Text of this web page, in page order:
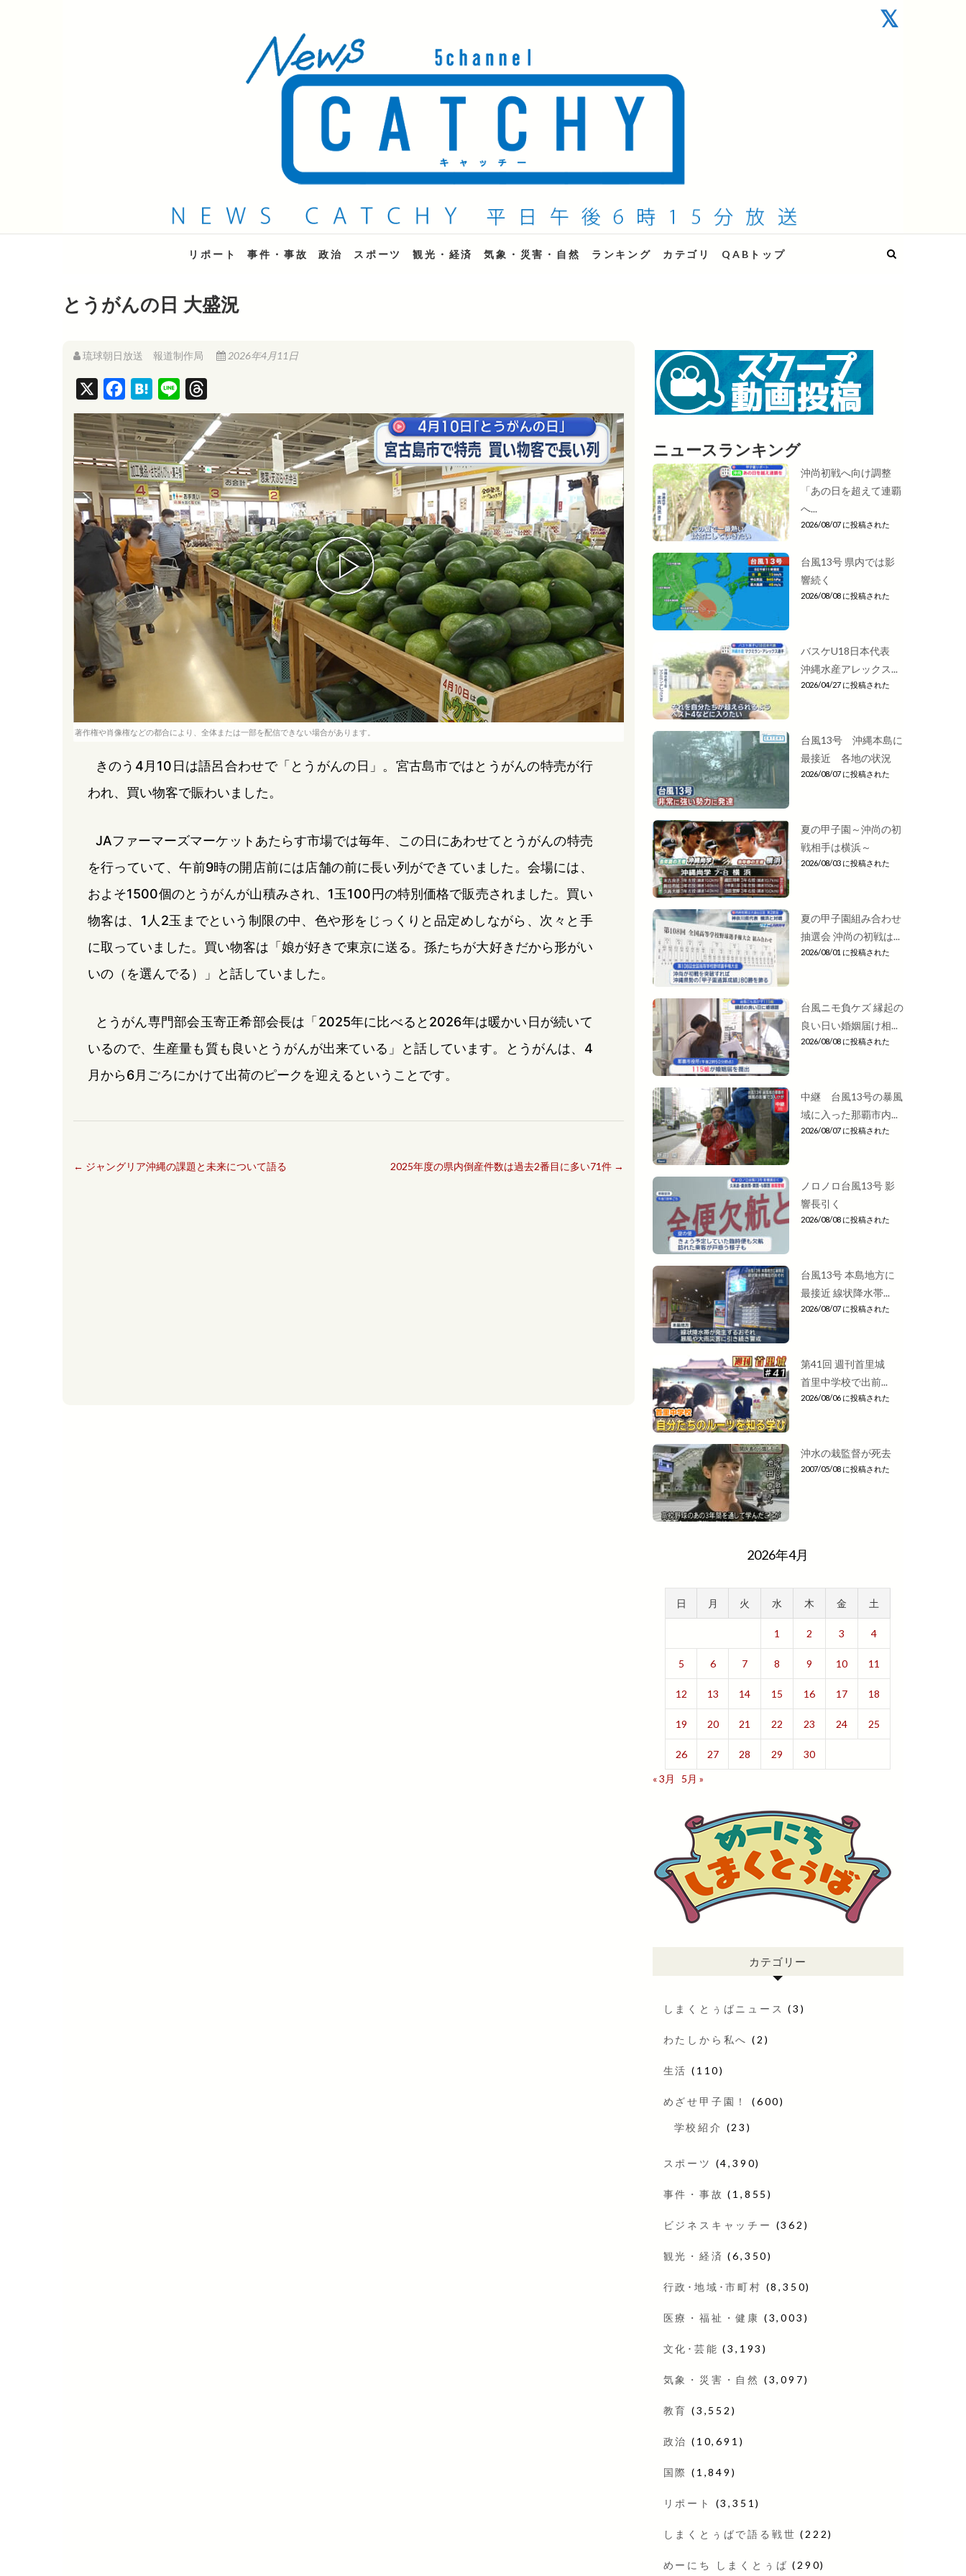
QAB NEWS Headline
キャッチー 月曜〜金曜 午後6時15分放送
リポート 事件・事故 政治 スポーツ 観光・経済 気象・災害・自然 ランキング カテゴリ QABトップ
とうがんの日 大盛況
琉球朝日放送 報道制作局 2026年4月11日
a
c
e
b
o
o
k
H
a
t
e
n
a
i
n
e
h
r
e
a
d
s
著作権や肖像権などの都合により、全体または一部を配信できない場合があります。
きのう4月10日は語呂合わせで「とうがんの日」。宮古島市ではとうがんの特売が行
われ、買い物客で賑わいました。
JAファーマーズマーケットあたらす市場では毎年、この日にあわせてとうがんの特売
を行っていて、午前9時の開店前には店舗の前に長い列ができていました。会場には、
およそ1500個のとうがんが山積みされ、1玉100円の特別価格で販売されました。買い
物客は、1人2玉までという制限の中、色や形をじっくりと品定めしながら、次々と手
に取っていました。買い物客は「娘が好きで東京に送る。孫たちが大好きだから形がい
いの（を選んでる）」と話していました。
とうがん専門部会玉寄正希部会長は「2025年に比べると2026年は暖かい日が続いて
いるので、生産量も質も良いとうがんが出来ている」と話しています。とうがんは、4
月から6月ごろにかけて出荷のピークを迎えるということです。
← ジャングリア沖縄の課題と未来について語る 2025年度の県内倒産件数は過去2番目に多い71件 →
ニュースランキング
沖尚初戦へ向け調整
「あの日を超えて連覇
へ...
2026/08/07 に投稿された
台風13号 県内では影
響続く
2026/08/08 に投稿された
バスケU18日本代表
沖縄水産アレックス...
2026/04/27 に投稿された
台風13号 沖縄本島に
最接近 各地の状況
2026/08/07 に投稿された
夏の甲子園～沖尚の初
戦相手は横浜～
2026/08/03 に投稿された
夏の甲子園組み合わせ
抽選会 沖尚の初戦は...
2026/08/01 に投稿された
台風ニモ負ケズ 縁起の
良い日い婚姻届け相...
2026/08/08 に投稿された
中継 台風13号の暴風
域に入った那覇市内...
2026/08/07 に投稿された
ノロノロ台風13号 影
響長引く
2026/08/08 に投稿された
台風13号 本島地方に
最接近 線状降水帯...
2026/08/07 に投稿された
第41回 週刊首里城
首里中学校で出前...
2026/08/06 に投稿された
沖水の栽監督が死去
2007/05/08 に投稿された
2026年4月
日 月 火 水 木 金 土
1 2 3 4
5 6 7 8 9 10 11
12 13 14 15 16 17 18
19 20 21 22 23 24 25
26 27 28 29
30
« 3月
5月 »
カテゴリー
しまくとぅばニュース (3)
わたしから私へ (2)
生活 (110)
めざせ甲子園！ (600)
学校紹介 (23)
スポーツ (4,390)
事件・事故 (1,855)
ビジネスキャッチー (362)
観光・経済 (6,350)
行政･地域･市町村 (8,350)
医療・福祉・健康 (3,003)
文化･芸能 (3,193)
気象・災害・自然 (3,097)
教育 (3,552)
政治 (10,691)
国際 (1,849)
リポート (3,351)
しまくとぅばで語る戦世 (222)
めーにち しまくとぅば (290)